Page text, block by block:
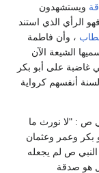
ويستشهدون
الرأي الذي استند
، وأن فاطمة
الشيعة الآن
غاضبة على أبو بكر
أنفسهم كرواية
ص : "لا نورث ما
بكر وعمر وعثمان
النبي ص لم يجعله
هو صدقة